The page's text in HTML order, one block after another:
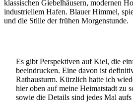
Es gibt Perspektiven auf Kiel, die
beeindrucken. Eine davon ist
Rathausturm. Kürzlich hatte ich
hier oben auf meine Heimatstadt zu
sowie die Details sind jedes Mal